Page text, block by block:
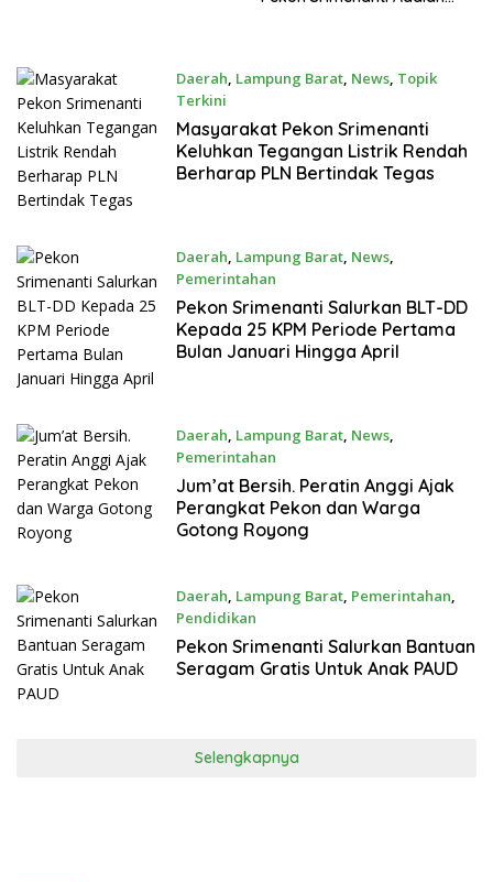
Daerah, Lampung Barat, News, Topik
Terkini
Desember 9, 2024
Masyarakat Pekon Srimenanti
Keluhkan Tegangan Listrik Rendah
Berharap PLN Bertindak Tegas
Daerah, Lampung Barat, News,
Pemerintahan
April 19, 2024
Pekon Srimenanti Salurkan BLT-DD
Kepada 25 KPM Periode Pertama
Bulan Januari Hingga April
Daerah, Lampung Barat, News,
Pemerintahan
Desember 1, 2023
Jum’at Bersih. Peratin Anggi Ajak
Perangkat Pekon dan Warga
Gotong Royong
Daerah, Lampung Barat, Pemerintahan,
Pendidikan
September 21, 2023
Pekon Srimenanti Salurkan Bantuan
Seragam Gratis Untuk Anak PAUD
Selengkapnya